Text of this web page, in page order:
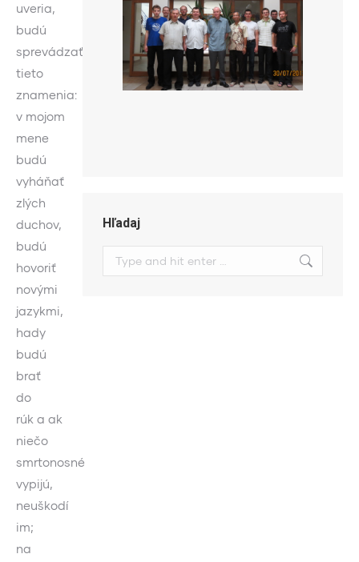
uveria,
budú
sprevádzať
tieto
znamenia:
v mojom
mene
budú
vyháňať
zlých
duchov,
budú
hovoriť
novými
jazykmi,
hady
budú
brať
do
rúk a ak
niečo
smrtonosné
vypijú,
neuškodí
im;
na
Hľadaj
Search: